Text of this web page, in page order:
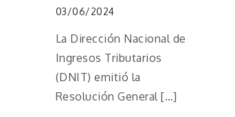
03/06/2024
La Dirección Nacional de
Ingresos Tributarios
(DNIT) emitió la
Resolución General […]